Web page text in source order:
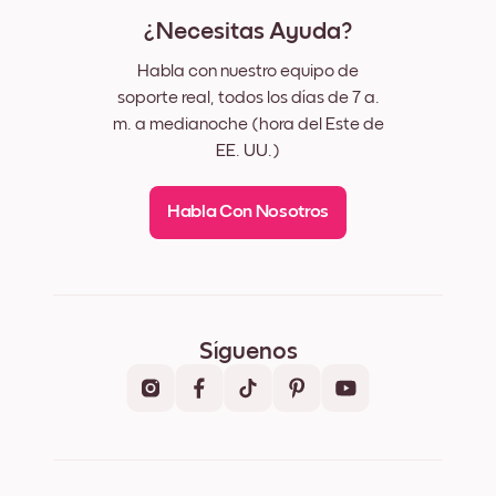
¿Necesitas Ayuda?
Habla con nuestro equipo de
soporte real, todos los días de 7 a.
m. a medianoche (hora del Este de
EE. UU.)
Habla Con Nosotros
Síguenos